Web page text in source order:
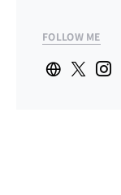
FOLLOW ME